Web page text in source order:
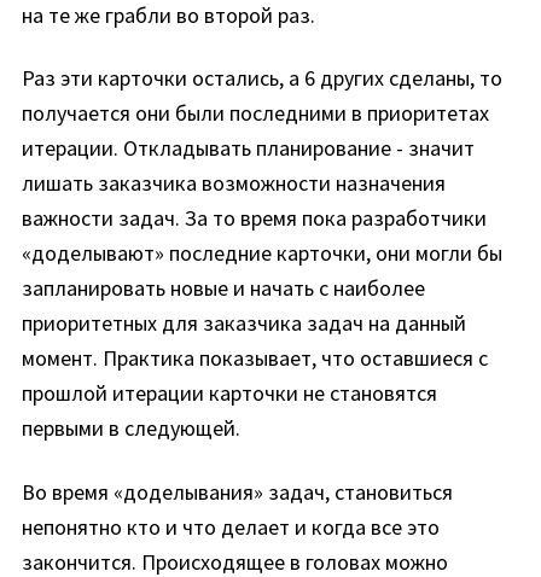
на те же грабли во второй раз.
Раз эти карточки остались, а 6 других сделаны, то
получается они были последними в приоритетах
итерации. Откладывать планирование - значит
лишать заказчика возможности назначения
важности задач. За то время пока разработчики
«доделывают» последние карточки, они могли бы
запланировать новые и начать с наиболее
приоритетных для заказчика задач на данный
момент. Практика показывает, что оставшиеся с
прошлой итерации карточки не становятся
первыми в следующей.
Во время «доделывания» задач, становиться
непонятно кто и что делает и когда все это
закончится. Происходящее в головах можно